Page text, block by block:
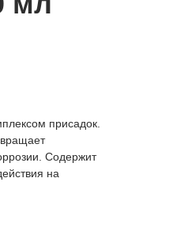
присадок.
Содержит
на